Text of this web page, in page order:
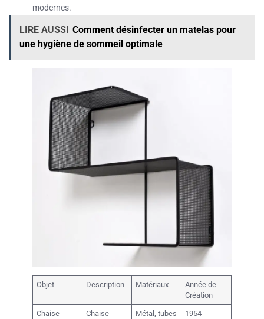
modernes.
LIRE AUSSI Comment désinfecter un matelas pour
une hygiène de sommeil optimale
Objet Description Matériaux
Année de
Création
Chaise
Chaise
Métal, tubes
1954